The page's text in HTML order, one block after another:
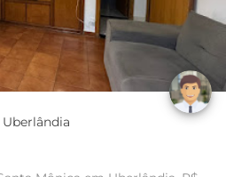
Casa em Santa Mônica - Uberlândia